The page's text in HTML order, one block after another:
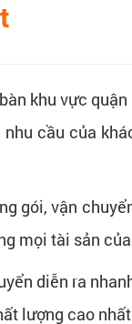
khu vực
cầu của
gói, vận
mọi tài sản
diễn ra
lượng cao